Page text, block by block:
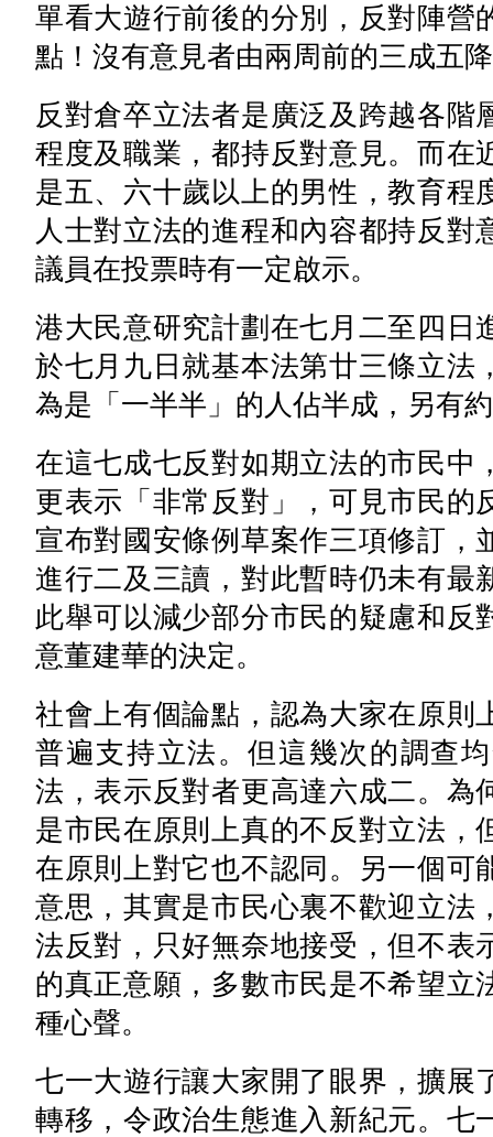
單看大遊行前後的分別，反對陣營
點！沒有意見者由兩周前的三成五
反對倉卒立法者是廣泛及跨越各
程度及職業，都持反對意見。而在
是五、六十歲以上的男性，教育程
人士對立法的進程和內容都持反
議員在投票時有一定啟示。
港大民意研究計劃在七月二至四日
於七月九日就基本法第廿三條立法
為是「一半半」的人佔半成，另有
在這七成七反對如期立法的市民中
更表示「非常反對」，可見市民的
宣布對國安條例草案作三項修訂，
進行二及三讀，對此暫時仍未有最
此舉可以減少部分市民的疑慮和反
意董建華的決定。
社會上有個論點，認為大家在原則
普遍支持立法。但這幾次的調查
法，表示反對者更高達六成二。為
是市民在原則上真的不反對立法，
在原則上對它也不認同。另一個可
意思，其實是市民心裏不歡迎立法
法反對，只好無奈地接受，但不表
的真正意願，多數市民是不希望立
種心聲。
七一大遊行讓大家開了眼界，擴展
轉移，令政治生態進入新紀元。七